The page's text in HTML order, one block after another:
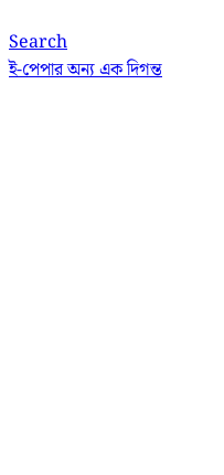
Search
ই-পেপারঅন্য এক দিগন্ত